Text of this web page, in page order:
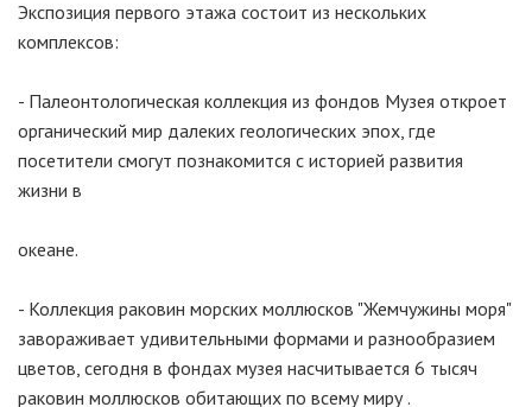
Экспозиция первого этажа состоит из нескольких
комплексов:
- Палеонтологическая коллекция из фондов Музея откроет
органический мир далеких геологических эпох, где
посетители смогут познакомится с историей развития
жизни в
океане.
- Коллекция раковин морских моллюсков "Жемчужины моря"
завораживает удивительными формами и разнообразием
цветов, сегодня в фондах музея насчитывается 6 тысяч
раковин моллюсков обитающих по всему миру .